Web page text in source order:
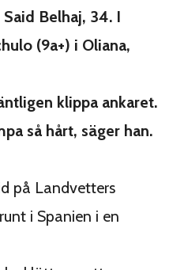
Belhaj, 34. I
(9a+) i Oliana,
klippa ankaret.
så hårt, säger han.
på Landvetters
i Spanien i en